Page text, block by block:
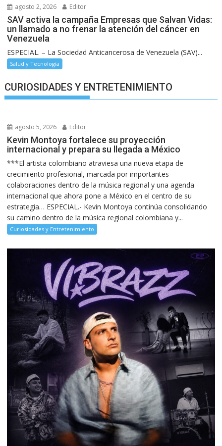
agosto 2, 2026 Editor
SAV activa la campaña Empresas que Salvan Vidas:
un llamado a no frenar la atención del cáncer en
Venezuela
ESPECIAL. – La Sociedad Anticancerosa de Venezuela (SAV)...
Salud y Tecnología
CURIOSIDADES Y ENTRETENIMIENTO
agosto 5, 2026 Editor
Kevin Montoya fortalece su proyección
internacional y prepara su llegada a México
***El artista colombiano atraviesa una nueva etapa de
crecimiento profesional, marcada por importantes
colaboraciones dentro de la música regional y una agenda
internacional que ahora pone a México en el centro de su
estrategia… ESPECIAL.- Kevin Montoya continúa consolidando
su camino dentro de la música regional colombiana y...
Curiosidades y Entretenimiento